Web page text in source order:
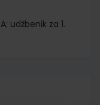
udžbenik za 1.